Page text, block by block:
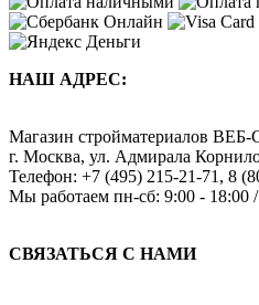
НАШ АДРЕС:
Магазин стройматериалов ВЕБ-
г. Москва, ул. Адмирала
Телефон: +7 (495) 215-21-71 , 8
Мы работаем пн-сб: 9:00 - 18:00
СВЯЗАТЬСЯ С НАМИ